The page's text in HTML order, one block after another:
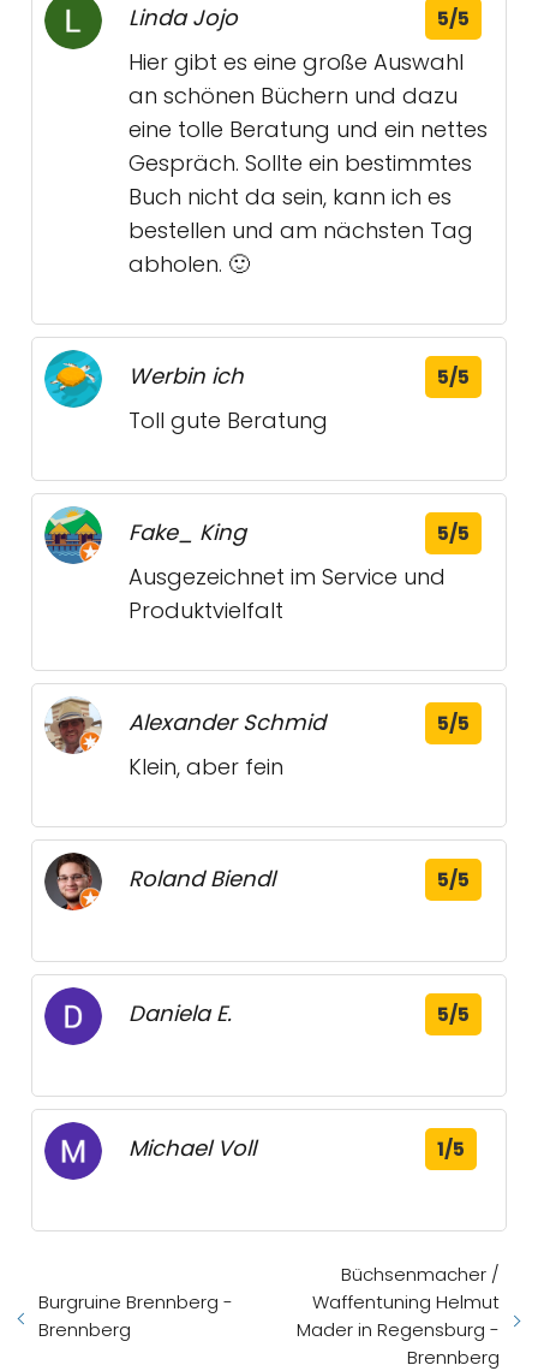
Linda Jojo 5/5
Hier gibt es eine große Auswahl
an schönen Büchern und dazu
eine tolle Beratung und ein nettes
Gespräch. Sollte ein bestimmtes
Buch nicht da sein, kann ich es
bestellen und am nächsten Tag
abholen. 🙂
Werbin ich 5/5
Toll gute Beratung
Fake_ King 5/5
Ausgezeichnet im Service und
Produktvielfalt
Alexander Schmid 5/5
Klein, aber fein
Roland Biendl 5/5
Daniela E. 5/5
Michael Voll 1/5
Burgruine Brennberg -
Brennberg
Büchsenmacher /
Waffentuning Helmut
Mader in Regensburg -
Brennberg